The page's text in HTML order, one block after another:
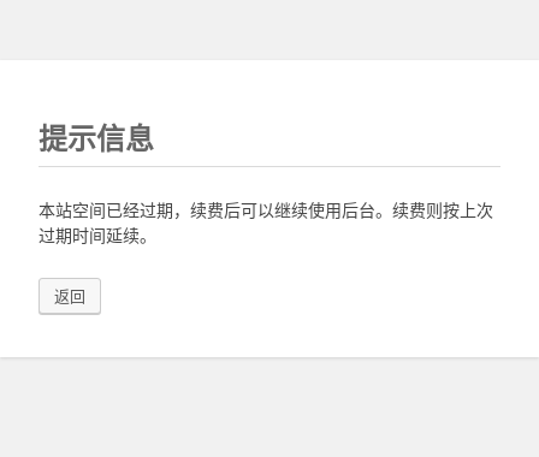
提示信息
本站空间已经过期，续费后可以继续使用后台。续费则按上次
过期时间延续。
返回